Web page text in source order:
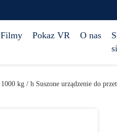
Filmy Pokaz VR O nas
1000 kg / h Suszone urządzenie do